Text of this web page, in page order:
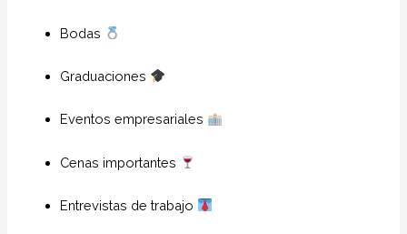
Bodas
Graduaciones
Eventos empresariales
Cenas importantes
Entrevistas de trabajo